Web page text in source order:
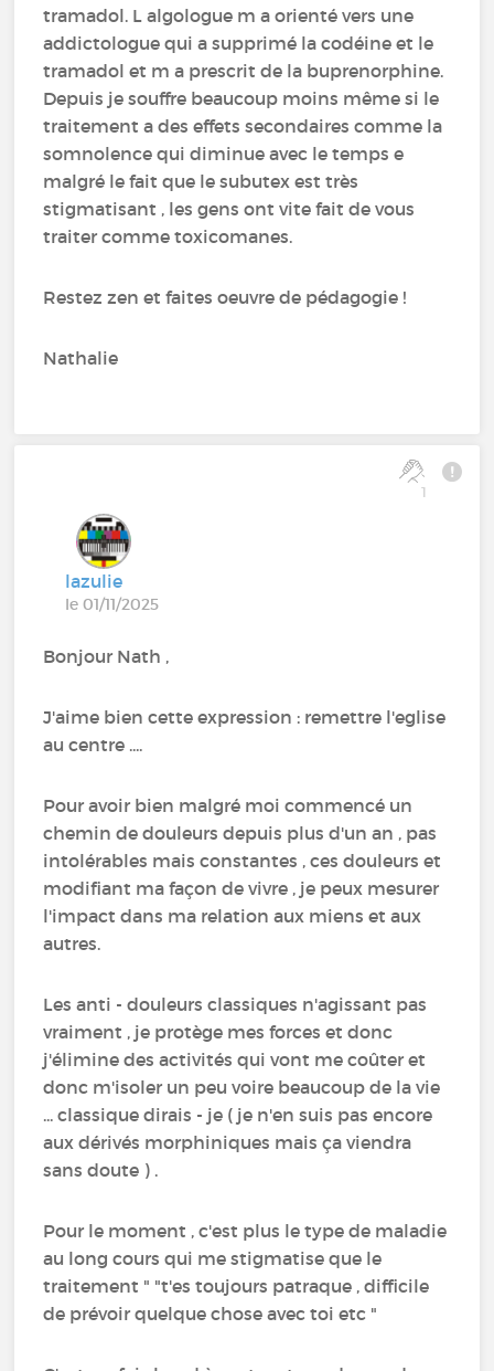
tramadol. L algologue m a orienté vers une
addictologue qui a supprimé la codéine et le
tramadol et m a prescrit de la buprenorphine.
Depuis je souffre beaucoup moins même si le
traitement a des effets secondaires comme la
somnolence qui diminue avec le temps e
malgré le fait que le subutex est très
stigmatisant , les gens ont vite fait de vous
traiter comme toxicomanes.
Restez zen et faites oeuvre de pédagogie !
Nathalie
1
lazulie
le 01/11/2025
Bonjour Nath ,
J'aime bien cette expression : remettre l'eglise
au centre ....
Pour avoir bien malgré moi commencé un
chemin de douleurs depuis plus d'un an , pas
intolérables mais constantes , ces douleurs et
modifiant ma façon de vivre , je peux mesurer
l'impact dans ma relation aux miens et aux
autres.
Les anti - douleurs classiques n'agissant pas
vraiment , je protège mes forces et donc
j'élimine des activités qui vont me coûter et
donc m'isoler un peu voire beaucoup de la vie
... classique dirais - je ( je n'en suis pas encore
aux dérivés morphiniques mais ça viendra
sans doute ) .
Pour le moment , c'est plus le type de maladie
au long cours qui me stigmatise que le
traitement " "t'es toujours patraque , difficile
de prévoir quelque chose avec toi etc "